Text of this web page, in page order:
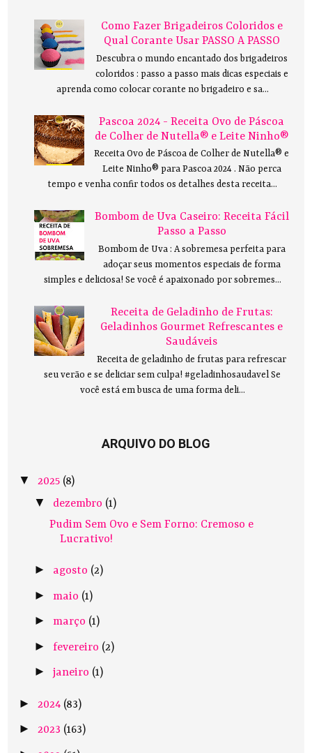
Como Fazer Brigadeiros Coloridos e
Qual Corante Usar PASSO A PASSO
Descubra o mundo encantado dos brigadeiros
coloridos : passo a passo mais dicas especiais e
aprenda como colocar corante no brigadeiro e sa...
Pascoa 2024 - Receita Ovo de Páscoa
de Colher de Nutella® e Leite Ninho®
Receita Ovo de Páscoa de Colher de Nutella® e
Leite Ninho® para Pascoa 2024 . Não perca
tempo e venha confir todos os detalhes desta receita...
Bombom de Uva Caseiro: Receita Fácil
Passo a Passo
Bombom de Uva : A sobremesa perfeita para
adoçar seus momentos especiais de forma
simples e deliciosa! Se você é apaixonado por sobremes...
Receita de Geladinho de Frutas:
Geladinhos Gourmet Refrescantes e
Saudáveis
Receita de geladinho de frutas para refrescar
seu verão e se deliciar sem culpa! #geladinhosaudavel Se
você está em busca de uma forma deli...
ARQUIVO DO BLOG
▼ 2025 (8)
▼ dezembro (1)
Pudim Sem Ovo e Sem Forno: Cremoso e
Lucrativo!
► agosto (2)
► maio (1)
► março (1)
► fevereiro (2)
► janeiro (1)
► 2024 (83)
►2023 (163)